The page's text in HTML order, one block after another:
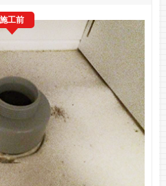
施工前